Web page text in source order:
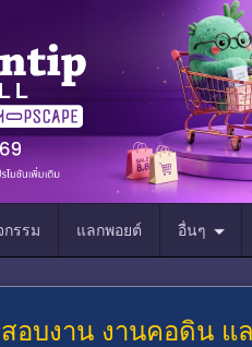
กรรม แลกพอยต์ อื่นๆ
อบงาน งานคอดิน